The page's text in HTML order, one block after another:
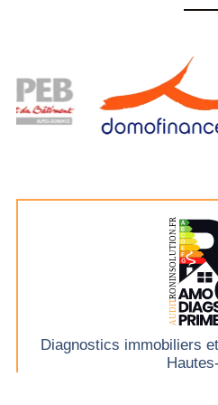
Diagnostics immobiliers